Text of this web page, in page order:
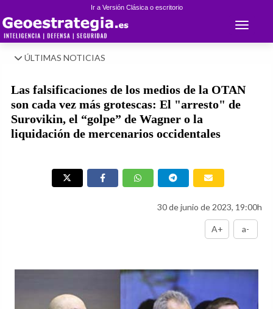
Ir a Versión Clásica o escritorio
Toggle
ÚLTIMAS NOTICIAS
Las falsificaciones de los medios de la OTAN
son cada vez más grotescas: El "arresto" de
Surovikin, el “golpe” de Wagner o la
liquidación de mercenarios occidentales
30 de junio de 2023, 19:00h
A+ a-